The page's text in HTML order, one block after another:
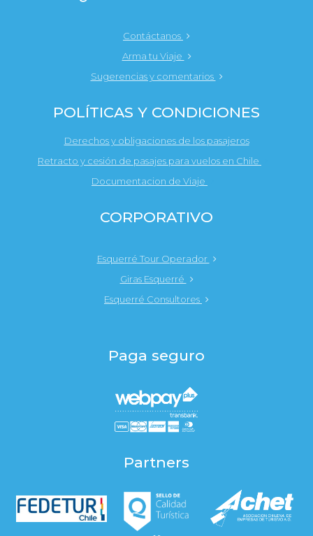
Contáctanos
Arma tu Viaje
Sugerencias y comentarios
POLÍTICAS Y CONDICIONES
Derechos y obligaciones de los pasajeros
Retracto y cesión de pasajes para vuelos en Chile
Documentacion de Viaje
CORPORATIVO
Esquerré Tour Operador
Giras Esquerré
Esquerré Consultores
Paga seguro
Partners